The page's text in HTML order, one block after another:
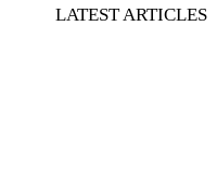
LATEST ARTICLES